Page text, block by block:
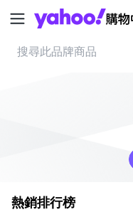
熱銷排行榜